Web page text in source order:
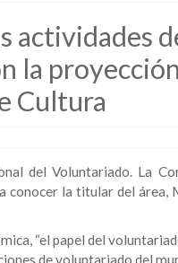
actividades
la
Cultura
del Voluntariado. La
conocer la titular del área,
“el papel del
de voluntariado del